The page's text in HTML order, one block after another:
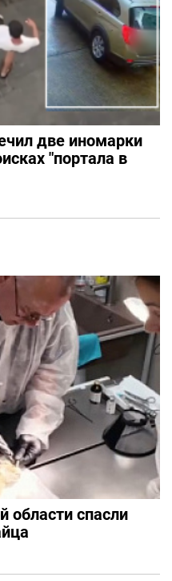
две иномарки
"портала в
области спасли